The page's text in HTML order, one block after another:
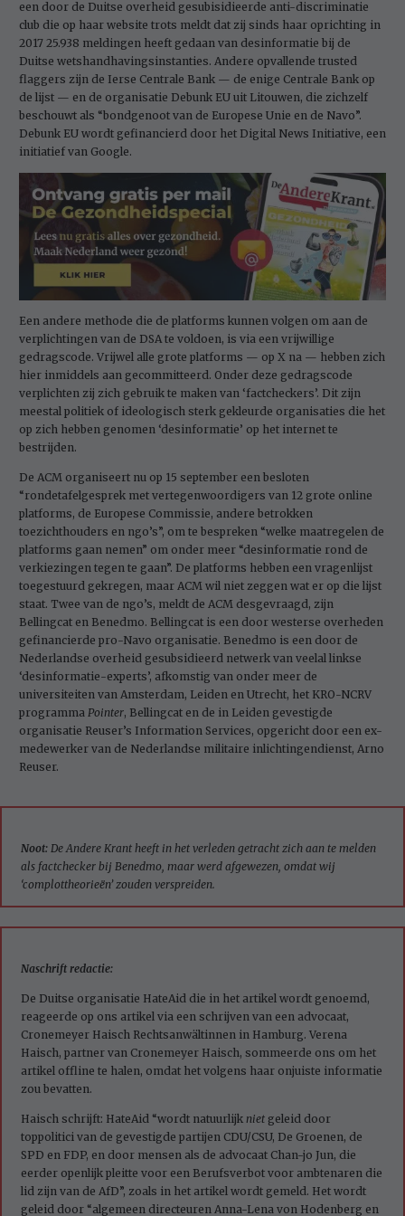
een door de Duitse overheid gesubisidieerde anti­-discriminatie
club die op haar website trots meldt dat zij sinds haar oprichting in
2017 25.938 meldingen heeft gedaan van desinformatie bij de
Duitse wetshandhavingsinstanties. Andere opvallende trusted
flaggers zijn de Ierse Centrale Bank — de enige Centrale Bank op
de lijst — en de organisatie Debunk EU uit Litouwen, die zichzelf
beschouwt als “bondgenoot van de Europese Unie en de Navo”.
Debunk EU wordt gefinancierd door het Digital News Initiative, een
initiatief van Google.
Een andere methode die de platforms kunnen volgen om aan de
verplichtingen van de DSA te voldoen, is via een vrijwillige
gedragscode. Vrijwel alle grote platforms — op X na — hebben zich
hier inmiddels aan gecommitteerd. Onder deze gedragscode
verplichten zij zich gebruik te maken van ‘factcheckers’. Dit zijn
meestal politiek of ideologisch sterk gekleurde organisaties die het
op zich hebben genomen ‘desinformatie’ op het internet te
bestrijden.
De ACM organiseert nu op 15 september een besloten
“rondetafelgesprek met vertegenwoordigers van 12 grote online
platforms, de Europese Commissie, andere betrokken
toezichthouders en ngo’s”, om te bespreken “welke maatregelen de
platforms gaan nemen” om onder meer “desinformatie rond de
verkiezingen tegen te gaan”. De platforms hebben een vragenlijst
toegestuurd gekregen, maar ACM wil niet zeggen wat er op die lijst
staat. Twee van de ngo’s, meldt de ACM desgevraagd, zijn
Bellingcat en Benedmo. Bellingcat is een door westerse overheden
gefinancierde pro-Navo organisatie. Benedmo is een door de
Nederlandse overheid gesubsidieerd netwerk van veelal linkse
‘desinformatie-­experts’, afkomstig van onder meer de
universiteiten van Amsterdam, Leiden en Utrecht, het KRO-NCRV
programma Pointer, Bellingcat en de in Leiden gevestigde
organisatie Reuser’s Information Services, opgericht door een ex-
medewerker van de Nederlandse militaire inlichtingendienst, Arno
Reuser.
Noot: De Andere Krant heeft in het verleden getracht zich aan te melden
als factchecker bij Benedmo, maar werd afgewezen, omdat wij
‘complottheorieën’ zouden verspreiden.
Naschrift redactie:
De Duitse organisatie HateAid die in het artikel wordt genoemd,
reageerde op ons artikel via een schrijven van een advocaat,
Cronemeyer Haisch Rechtsanwältinnen in Hamburg. Verena
Haisch, partner van Cronemeyer Haisch, sommeerde ons om het
artikel offline te halen, omdat het volgens haar onjuiste informatie
zou bevatten.
Haisch schrijft: HateAid “wordt natuurlijk niet geleid door
toppolitici van de gevestigde partijen CDU/CSU, De Groenen, de
SPD en FDP, en door mensen als de advocaat Chan-jo Jun, die
eerder openlijk pleitte voor een Berufsverbot voor ambtenaren die
lid zijn van de AfD”, zoals in het artikel wordt gemeld. Het wordt
geleid door “algemeen directeuren Anna-Lena von Hodenberg en